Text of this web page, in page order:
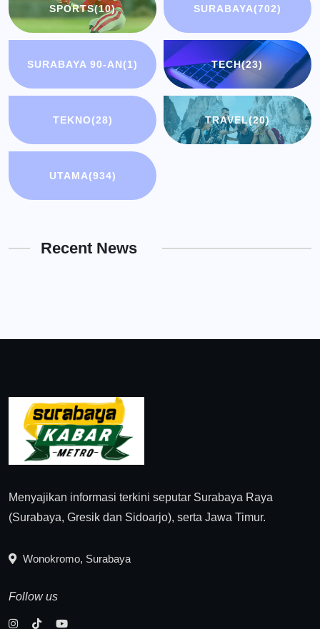
SPORTS(10) SURABAYA(702)
SURABAYA 90-AN(1) TECH(23)
TEKNO(28) TRAVEL(20)
UTAMA(934)
Recent News
Menyajikan informasi terkini seputar Surabaya Raya
(Surabaya, Gresik dan Sidoarjo), serta Jawa Timur.
Wonokromo, Surabaya
Follow us